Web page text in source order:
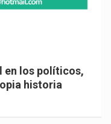
en los políticos,
historia